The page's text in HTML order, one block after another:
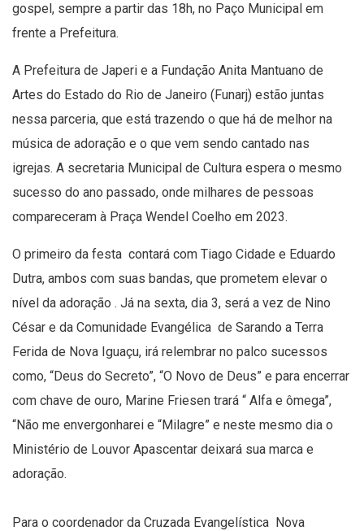
gospel, sempre a partir das 18h, no Paço Municipal em
frente a Prefeitura.
A Prefeitura de Japeri e a Fundação Anita Mantuano de
Artes do Estado do Rio de Janeiro (Funarj) estão juntas
nessa parceria, que está trazendo o que há de melhor na
música de adoração e o que vem sendo cantado nas
igrejas. A secretaria Municipal de Cultura espera o mesmo
sucesso do ano passado, onde milhares de pessoas
compareceram à Praça Wendel Coelho em 2023.
O primeiro da festa contará com Tiago Cidade e Eduardo
Dutra, ambos com suas bandas, que prometem elevar o
nível da adoração . Já na sexta, dia 3, será a vez de Nino
César e da Comunidade Evangélica de Sarando a Terra
Ferida de Nova Iguaçu, irá relembrar no palco sucessos
como, “Deus do Secreto”, “O Novo de Deus” e para encerrar
com chave de ouro, Marine Friesen trará “ Alfa e ômega”,
“Não me envergonharei e “Milagre” e neste mesmo dia o
Ministério de Louvor Apascentar deixará sua marca e
adoração.
Para o coordenador da Cruzada Evangelística Nova